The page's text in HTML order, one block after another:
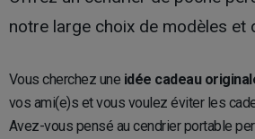
notre large choix de modèles et
Vous cherchez une idée cadeau
vos ami(e)s et vous voulez éviter les
Avez-vous pensé au cendrier portable